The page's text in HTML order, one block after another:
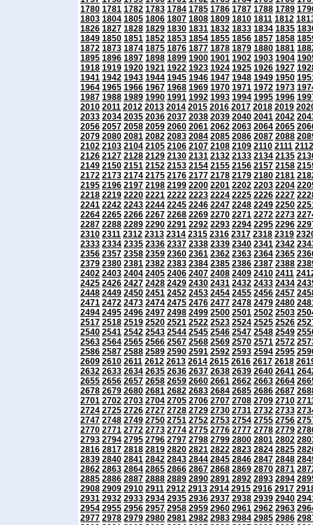
1780 1781 1782 1783 1784 1785 1786 1787 1788 1789
1803 1804 1805 1806 1807 1808 1809 1810 1811 1812
1826 1827 1828 1829 1830 1831 1832 1833 1834 1835
1849 1850 1851 1852 1853 1854 1855 1856 1857 1858
1872 1873 1874 1875 1876 1877 1878 1879 1880 1881
1895 1896 1897 1898 1899 1900 1901 1902 1903 1904
1918 1919 1920 1921 1922 1923 1924 1925 1926 1927
1941 1942 1943 1944 1945 1946 1947 1948 1949 1950
1964 1965 1966 1967 1968 1969 1970 1971 1972 1973
1987 1988 1989 1990 1991 1992 1993 1994 1995 1996
2010 2011 2012 2013 2014 2015 2016 2017 2018 2019
2033 2034 2035 2036 2037 2038 2039 2040 2041 2042
2056 2057 2058 2059 2060 2061 2062 2063 2064 2065
2079 2080 2081 2082 2083 2084 2085 2086 2087 2088
2102 2103 2104 2105 2106 2107 2108 2109 2110 2111 2112
2126 2127 2128 2129 2130 2131 2132 2133 2134 2135
2149 2150 2151 2152 2153 2154 2155 2156 2157 2158
2172 2173 2174 2175 2176 2177 2178 2179 2180 2181
2195 2196 2197 2198 2199 2200 2201 2202 2203 2204
2218 2219 2220 2221 2222 2223 2224 2225 2226 2227
2241 2242 2243 2244 2245 2246 2247 2248 2249 2250
2264 2265 2266 2267 2268 2269 2270 2271 2272 2273
2287 2288 2289 2290 2291 2292 2293 2294 2295 2296
2310 2311 2312 2313 2314 2315 2316 2317 2318 2319
2333 2334 2335 2336 2337 2338 2339 2340 2341 2342
2356 2357 2358 2359 2360 2361 2362 2363 2364 2365
2379 2380 2381 2382 2383 2384 2385 2386 2387 2388
2402 2403 2404 2405 2406 2407 2408 2409 2410 2411
2425 2426 2427 2428 2429 2430 2431 2432 2433 2434
2448 2449 2450 2451 2452 2453 2454 2455 2456 2457
2471 2472 2473 2474 2475 2476 2477 2478 2479 2480
2494 2495 2496 2497 2498 2499 2500 2501 2502 2503
2517 2518 2519 2520 2521 2522 2523 2524 2525 2526
2540 2541 2542 2543 2544 2545 2546 2547 2548 2549
2563 2564 2565 2566 2567 2568 2569 2570 2571 2572
2586 2587 2588 2589 2590 2591 2592 2593 2594 2595
2609 2610 2611 2612 2613 2614 2615 2616 2617 2618
2632 2633 2634 2635 2636 2637 2638 2639 2640 2641
2655 2656 2657 2658 2659 2660 2661 2662 2663 2664
2678 2679 2680 2681 2682 2683 2684 2685 2686 2687
2701 2702 2703 2704 2705 2706 2707 2708 2709 2710
2724 2725 2726 2727 2728 2729 2730 2731 2732 2733
2747 2748 2749 2750 2751 2752 2753 2754 2755 2756
2770 2771 2772 2773 2774 2775 2776 2777 2778 2779
2793 2794 2795 2796 2797 2798 2799 2800 2801 2802
2816 2817 2818 2819 2820 2821 2822 2823 2824 2825
2839 2840 2841 2842 2843 2844 2845 2846 2847 2848
2862 2863 2864 2865 2866 2867 2868 2869 2870 2871
2885 2886 2887 2888 2889 2890 2891 2892 2893 2894
2908 2909 2910 2911 2912 2913 2914 2915 2916 2917
2931 2932 2933 2934 2935 2936 2937 2938 2939 2940
2954 2955 2956 2957 2958 2959 2960 2961 2962 2963
2977 2978 2979 2980 2981 2982 2983 2984 2985 2986